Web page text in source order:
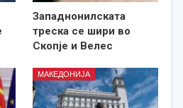
Западнонилската
треска се шири во
Скопје и Велес
МАКЕДОНИЈА